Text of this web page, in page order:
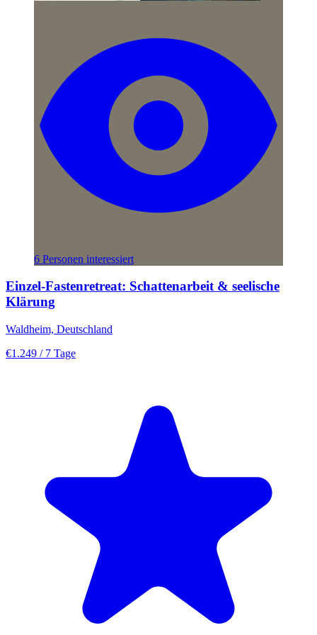
6 Personen interessiert
Einzel-Fastenretreat: Schattenarbeit & seelische
Klärung
Waldheim, Deutschland
€1.249 / 7 Tage